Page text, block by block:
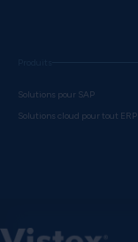
Solutions pour SAP
Solutions cloud pour tout ERP